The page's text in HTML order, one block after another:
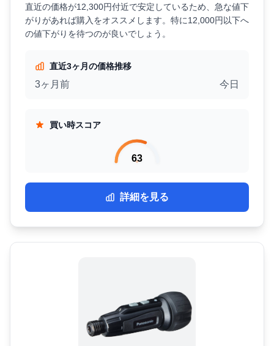
直近の価格が12,300円付近で安定しているため、急な値下
がりがあれば購入をオススメします。特に12,000円以下へ
の値下がりを待つのが良いでしょう。
直近3ヶ月の価格推移
3ヶ月前 今日
買い時スコア
63
詳細を見る